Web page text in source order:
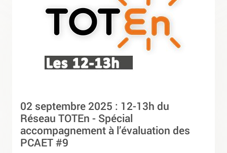
02 septembre 2025 : 12-13h du
Réseau TOTEn - Spécial
accompagnement à l’évaluation des
PCAET #9